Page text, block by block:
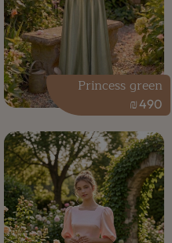
490
₪
Princess green